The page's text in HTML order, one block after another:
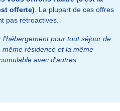
offerte) . La plupart de ces offres
pas rétroactives.
pour tout séjour de
résidence et la même
avec d'autres